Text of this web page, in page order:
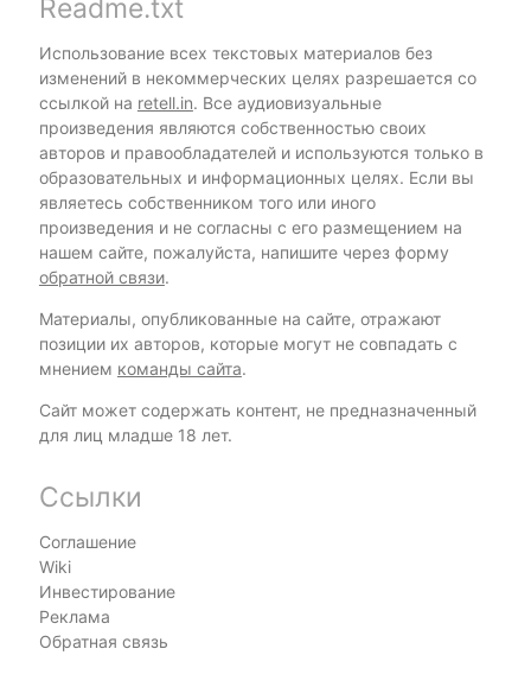
Readme.txt
Использование всех текстовых материалов без
изменений в некоммерческих целях разрешается со
ссылкой на retell.in. Все аудиовизуальные
произведения являются собственностью своих
авторов и правообладателей и используются только в
образовательных и информационных целях. Если вы
являетесь собственником того или иного
произведения и не согласны с его размещением на
нашем сайте, пожалуйста, напишите через форму
обратной связи.
Материалы, опубликованные на сайте, отражают
позиции их авторов, которые могут не совпадать с
мнением команды сайта.
Сайт может содержать контент, не предназначенный
для лиц младше 18 лет.
Ссылки
Соглашение
Wiki
Инвестирование
Реклама
Обратная связь